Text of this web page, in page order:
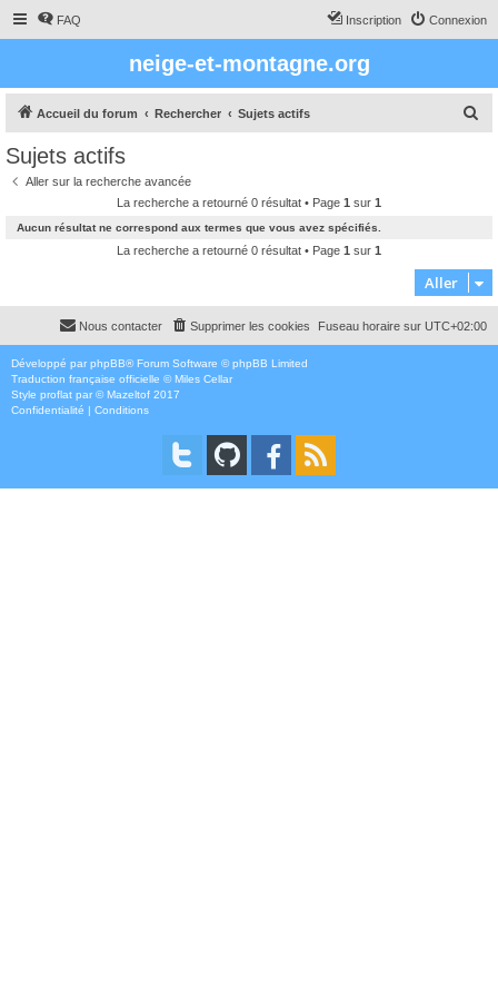
FAQ Connexion
Inscription
neige-et-montagne.org
Accueil du forum Rechercher Sujets actifs
c
h
e
Sujets actifs
Aller sur la recherche avancée
La recherche a retourné 0 résultat • Page 1 sur 1
Aucun résultat ne correspond aux termes que vous avez spécifiés.
La recherche a retourné 0 résultat • Page 1 sur 1
Aller
Fuseau horaire sur UTC+02:00
Supprimer les cookies
Nous contacter
Développé par phpBB® Forum Software © phpBB Limited
Traduction française officielle ©Miles Cellar
Style proflat par ©Mazeltof 2017
Confidentialité | Conditions